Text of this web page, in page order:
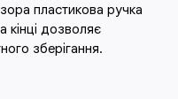
пластикова ручка
кінці дозволяє
зберігання.